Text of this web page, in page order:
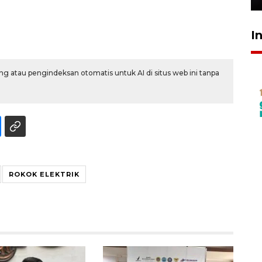
atau pengindeksan otomatis untuk AI di situs web ini tanpa
ROKOK ELEKTRIK